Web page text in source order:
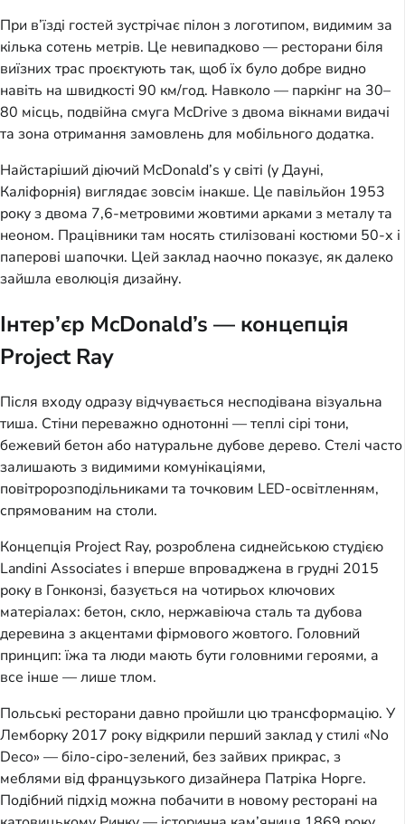
При в’їзді гостей зустрічає пілон з логотипом, видимим за
кілька сотень метрів. Це невипадково — ресторани біля
виїзних трас проєктують так, щоб їх було добре видно
навіть на швидкості 90 км/год. Навколо — паркінг на 30–
80 місць, подвійна смуга McDrive з двома вікнами видачі
та зона отримання замовлень для мобільного додатка.
Найстаріший діючий McDonald’s у світі (у Дауні,
Каліфорнія) виглядає зовсім інакше. Це павільйон 1953
року з двома 7,6-метровими жовтими арками з металу та
неоном. Працівники там носять стилізовані костюми 50-х і
паперові шапочки. Цей заклад наочно показує, як далеко
зайшла еволюція дизайну.
Інтер’єр McDonald’s — концепція
Project Ray
Після входу одразу відчувається несподівана візуальна
тиша. Стіни переважно однотонні — теплі сірі тони,
бежевий бетон або натуральне дубове дерево. Стелі часто
залишають з видимими комунікаціями,
повітророзподільниками та точковим LED-освітленням,
спрямованим на столи.
Концепція Project Ray, розроблена сиднейською студією
Landini Associates і вперше впроваджена в грудні 2015
року в Гонконзі, базується на чотирьох ключових
матеріалах: бетон, скло, нержавіюча сталь та дубова
деревина з акцентами фірмового жовтого. Головний
принцип: їжа та люди мають бути головними героями, а
все інше — лише тлом.
Польські ресторани давно пройшли цю трансформацію. У
Лемборку 2017 року відкрили перший заклад у стилі «No
Deco» — біло-сіро-зелений, без зайвих прикрас, з
меблями від французького дизайнера Патріка Норге.
Подібний підхід можна побачити в новому ресторані на